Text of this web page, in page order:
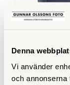
Denna
Vi använder
och annonserna
Peak Design
Peak Design
Backpack 30L